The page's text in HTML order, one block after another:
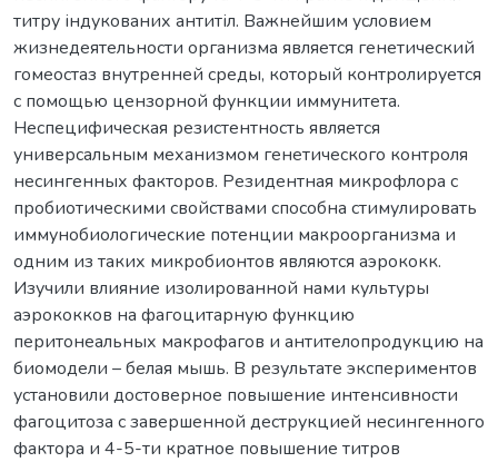
титру індукованих антитіл. Важнейшим условием
жизнедеятельности организма является генетический
гомеостаз внутренней среды, который контролируется
с помощью цензорной функции иммунитета.
Неспецифическая резистентность является
универсальным механизмом генетического контроля
несингенных факторов. Резидентная микрофлора с
пробиотическими свойствами способна стимулировать
иммунобиологические потенции макроорганизма и
одним из таких микробионтов являются аэрококк.
Изучили влияние изолированной нами культуры
аэрококков на фагоцитарную функцию
перитонеальных макрофагов и антителопродукцию на
биомодели – белая мышь. В результате экспериментов
установили достоверное повышение интенсивности
фагоцитоза с завершенной деструкцией несингенного
фактора и 4-5-ти кратное повышение титров